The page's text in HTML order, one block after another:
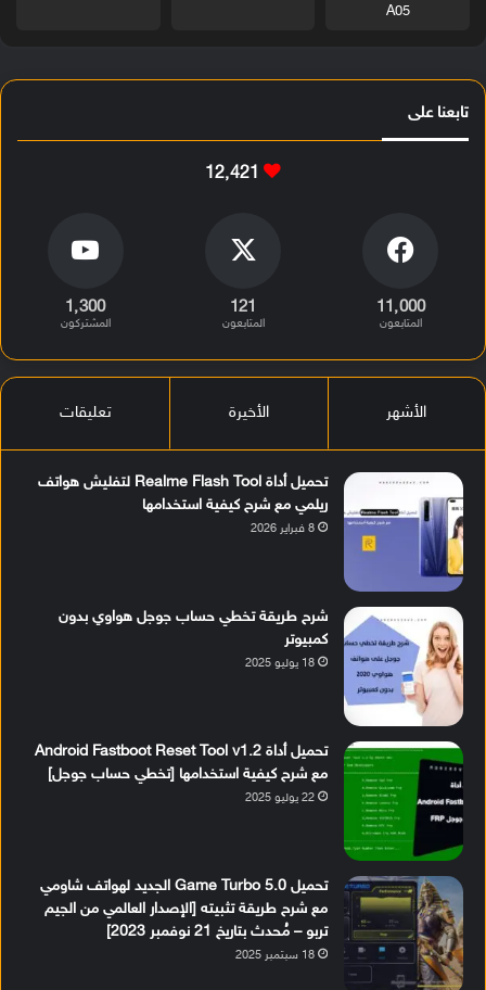
A05
تابعنا على
12٬421
11٬000
المتابعون
121
المتابعون
1٬300
المشتركون
الأشهر الأخيرة تعليقات
تحميل أداة Realme Flash Tool لتفليش هواتف
ريلمي مع شرح كيفية استخدامها
8 فبراير 2026
شرح طريقة تخطي حساب جوجل هواوي بدون
كمبيوتر
18 يوليو 2025
تحميل أداة Android Fastboot Reset Tool v1.2
مع شرح كيفية استخدامها [تخطي حساب جوجل]
22 يوليو 2025
تحميل Game Turbo 5.0 الجديد لهواتف شاومي
مع شرح طريقة تثبيته [الإصدار العالمي من الجيم
تربو – مُحدث بتاريخ 21 نوفمبر 2023]
18 سبتمبر 2025